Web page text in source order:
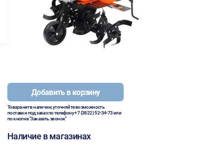
Добавить в корзину
Товара нет в наличии, уточняйте возможность
поставки под заказ по телефону+7 (3822) 52-34-73или
по кнопке "Заказать звонок"
Наличие в магазинах